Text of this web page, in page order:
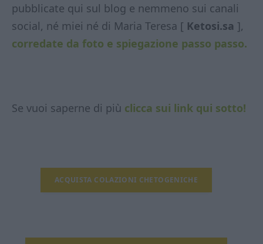
pubblicate qui sul blog e nemmeno sui canali
social, né miei né di Maria Teresa [ Ketosi.sa ],
corredate da foto e spiegazione passo passo.
Se vuoi saperne di più clicca sui link qui sotto!
ACQUISTA COLAZIONI CHETOGENICHE